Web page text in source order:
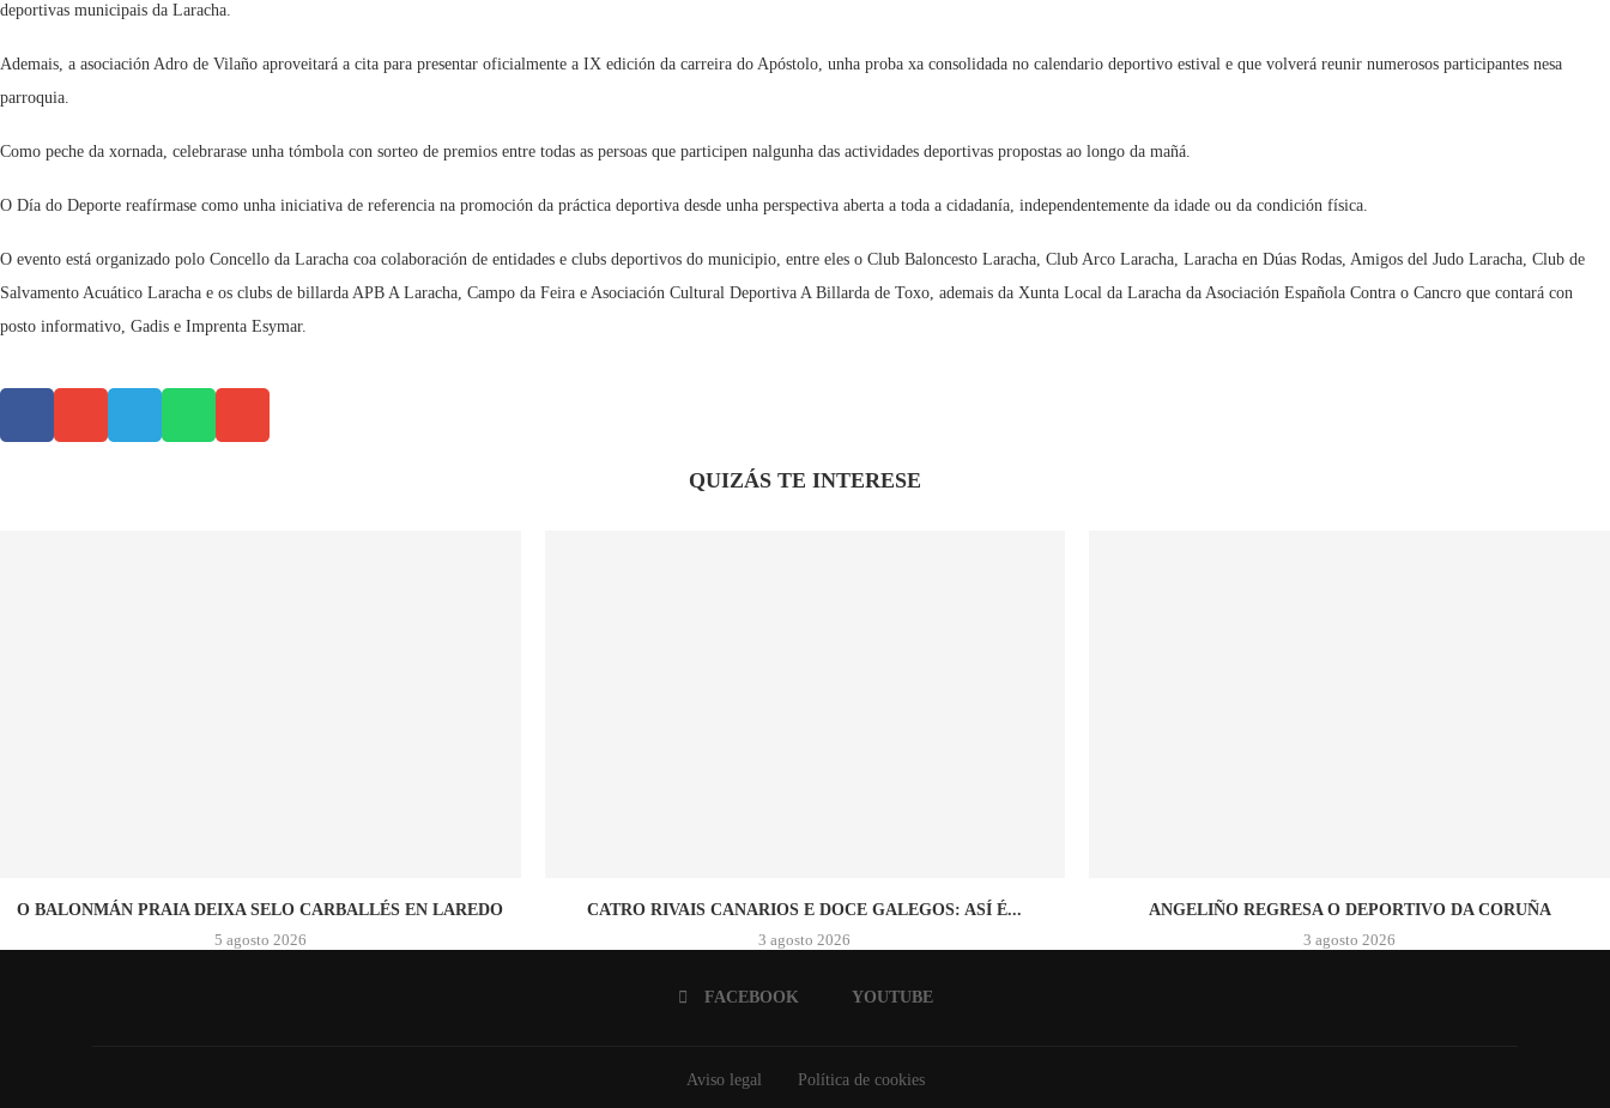
deportivas municipais da Laracha.
Ademais, a asociación Adro de Vilaño aproveitará a cita para presentar oficialmente a IX edición da carreira do Apóstolo, unha proba xa consolidada no calendario deportivo estival e que volverá reunir numerosos participantes nesa
parroquia.
Como peche da xornada, celebrarase unha tómbola con sorteo de premios entre todas as persoas que participen nalgunha das actividades deportivas propostas ao longo da mañá.
O Día do Deporte reafírmase como unha iniciativa de referencia na promoción da práctica deportiva desde unha perspectiva aberta a toda a cidadanía, independentemente da idade ou da condición física.
O evento está organizado polo Concello da Laracha coa colaboración de entidades e clubs deportivos do municipio, entre eles o Club Baloncesto Laracha, Club Arco Laracha, Laracha en Dúas Rodas, Amigos del Judo Laracha, Club de
Salvamento Acuático Laracha e os clubs de billarda APB A Laracha, Campo da Feira e Asociación Cultural Deportiva A Billarda de Toxo, ademais da Xunta Local da Laracha da Asociación Española Contra o Cancro que contará con
posto informativo, Gadis e Imprenta Esymar.
QUIZÁS TE INTERESE
O BALONMÁN PRAIA DEIXA SELO CARBALLÉS EN LAREDO
5 agosto 2026
CATRO RIVAIS CANARIOS E DOCE GALEGOS: ASÍ É...
3 agosto 2026
ANGELIÑO REGRESA O DEPORTIVO DA CORUÑA
3 agosto 2026
FACEBOOK YOUTUBE
Aviso legal Política de cookies